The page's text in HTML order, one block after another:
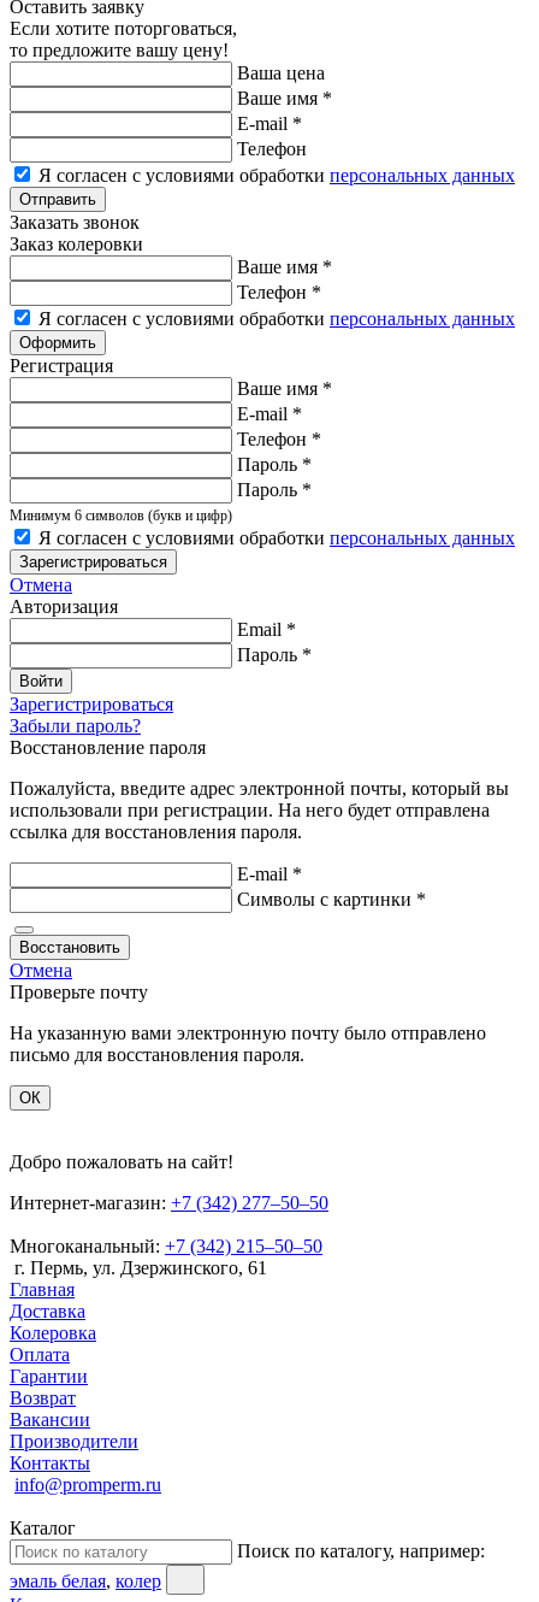
Оставить заявку
Если хотите поторговаться,
то предложите вашу цену!
Ваша цена
Ваше имя *
E-mail *
Телефон
Я согласен с условиями обработки персональных данных
Заказать звонок
Заказ колеровки
Ваше имя *
Телефон *
Я согласен с условиями обработки персональных данных
Регистрация
Ваше имя *
E-mail *
Телефон *
Пароль *
Пароль *
Минимум 6 символов (букв и цифр)
Я согласен с условиями обработки персональных данных
Зарегистрироваться
Отмена
Авторизация
Email *
Пароль *
Войти
Зарегистрироваться
Забыли пароль?
Восстановление пароля
Пожалуйста, введите адрес электронной почты, который вы
использовали при регистрации. На него будет отправлена
ссылка для восстановления пароля.
E-mail *
Символы с картинки *
Восстановить
Отмена
Проверьте почту
На указанную вами электронную почту было отправлено
письмо для восстановления пароля.
ОК
Добро пожаловать на сайт!
Интернет-магазин: +7 (342) 277‒50‒50
Многоканальный: +7 (342) 215‒50‒50
г. Пермь, ул. Дзержинского, 61
Главная
Доставка
Колеровка
Оплата
Гарантии
Возврат
Вакансии
Производители
Контакты
info@promperm.ru
Каталог
Поиск по каталогу, например:
эмаль белая, колер